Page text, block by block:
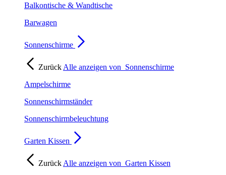
Balkontische & Wandtische
Barwagen
Sonnenschirme
Zurück Alle anzeigen von Sonnenschirme
Ampelschirme
Sonnenschirmständer
Sonnenschirmbeleuchtung
Garten Kissen
Zurück Alle anzeigen von Garten Kissen